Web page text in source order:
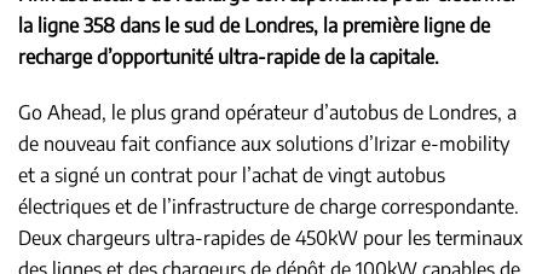
la ligne 358 dans le sud de Londres, la première ligne de
recharge d’opportunité ultra-rapide de la capitale.
Go Ahead, le plus grand opérateur d’autobus de Londres, a
de nouveau fait confiance aux solutions d’Irizar e-mobility
et a signé un contrat pour l’achat de vingt autobus
électriques et de l’infrastructure de charge correspondante.
Deux chargeurs ultra-rapides de 450kW pour les terminaux